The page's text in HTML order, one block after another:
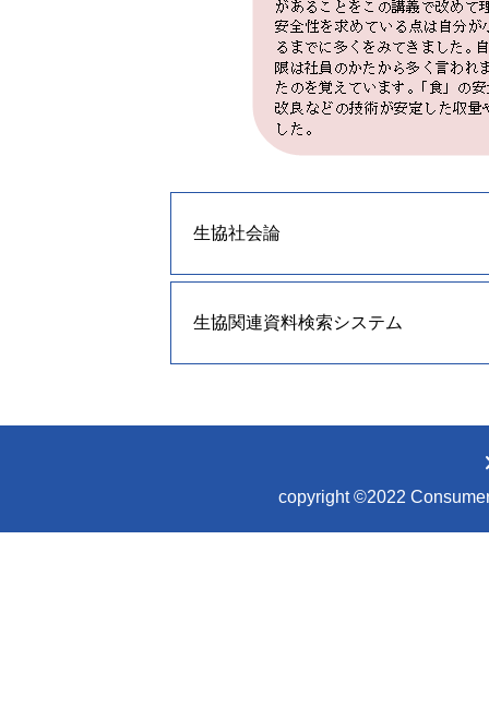
生協社会論
生協関連資料検索システム
copyright ©2022